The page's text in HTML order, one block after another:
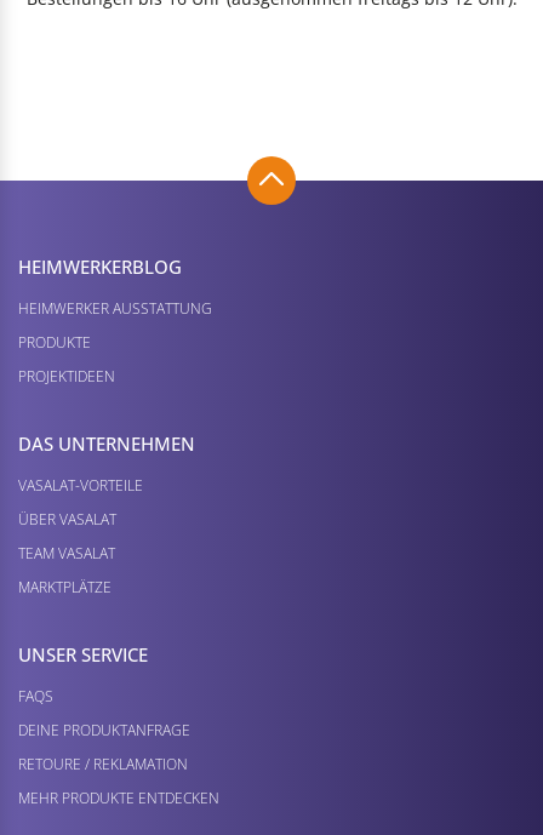
HEIMWERKER­BLOG
HEIMWERKER AUSSTATTUNG
PRODUKTE
PROJEKTIDEEN
DAS UNTERNEHMEN
VASALAT-VORTEILE
ÜBER VASALAT
TEAM VASALAT
MARKTPLÄTZE
UNSER SERVICE
FAQS
DEINE PRODUKTANFRAGE
RETOURE / REKLAMATION
MEHR PRODUKTE ENTDECKEN